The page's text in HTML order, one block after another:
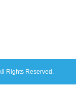
Rights Reserved.